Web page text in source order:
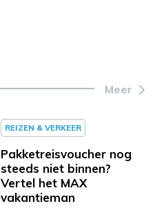
Meer
REIZEN & VERKEER
Pakketreisvoucher nog
steeds niet binnen?
Vertel het MAX
vakantieman